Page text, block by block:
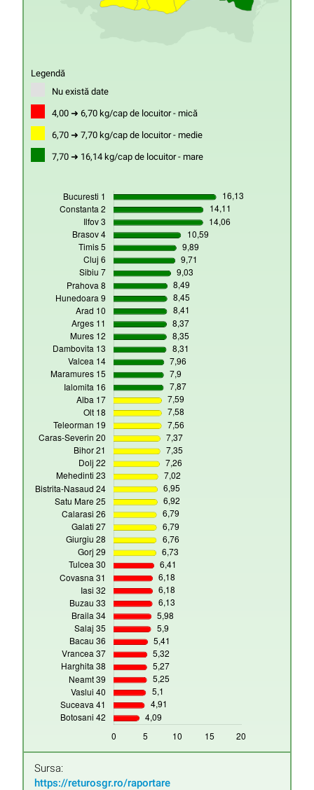
Legendă
Nu există date
4,00 ➜ 6,70 kg/cap de locuitor - mică
6,70 ➜ 7,70 kg/cap de locuitor - medie
7,70 ➜ 16,14 kg/cap de locuitor - mare
Sursa:
https://returosgr.ro/raportare